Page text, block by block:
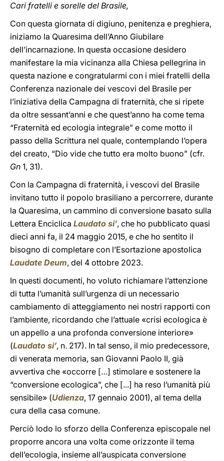
Cari fratelli e sorelle del Brasile,
Con questa giornata di digiuno, penitenza e preghiera,
iniziamo la Quaresima dell’Anno Giubilare
dell’incarnazione. In questa occasione desidero
manifestare la mia vicinanza alla Chiesa pellegrina in
questa nazione e congratularmi con i miei fratelli della
Conferenza nazionale dei vescovi del Brasile per
l’iniziativa della Campagna di fraternità, che si ripete
da oltre sessant’anni e che quest’anno ha come tema
“Fraternità ed ecologia integrale” e come motto il
passo della Scrittura nel quale, contemplando l’opera
del creato, “Dio vide che tutto era molto buono” (cfr.
Gn 1, 31).
Con la Campagna di fraternità, i vescovi del Brasile
invitano tutto il popolo brasiliano a percorrere, durante
la Quaresima, un cammino di conversione basato sulla
Lettera Enciclica Laudato si’, che ho pubblicato quasi
dieci anni fa, il 24 maggio 2015, e che ho sentito il
bisogno di completare con l’Esortazione apostolica
Laudate Deum, del 4 ottobre 2023.
In questi documenti, ho voluto richiamare l’attenzione
di tutta l’umanità sull’urgenza di un necessario
cambiamento di atteggiamento nei nostri rapporti con
l’ambiente, ricordando che l’attuale «crisi ecologica è
un appello a una profonda conversione interiore»
(Laudato si’, n. 217). In tal senso, il mio predecessore,
di venerata memoria, san Giovanni Paolo II, già
avvertiva che «occorre […] stimolare e sostenere la
“conversione ecologica”, che [...] ha reso l’umanità più
sensibile» (Udienza, 17 gennaio 2001), al tema della
cura della casa comune.
Perciò lodo lo sforzo della Conferenza episcopale nel
proporre ancora una volta come orizzonte il tema
dell’ecologia, insieme all’auspicata conversione